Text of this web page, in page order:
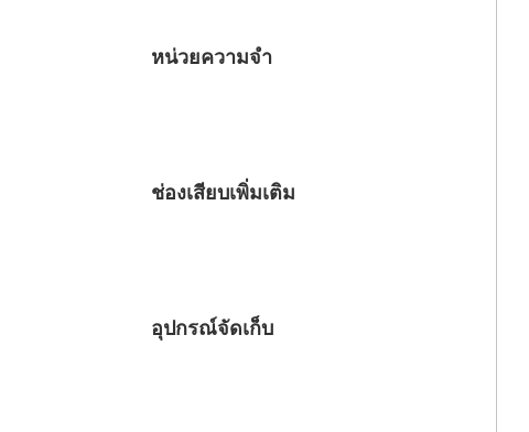
หน่วยความจำ
ช่องเสียบเพิ่มเติม
อุปกรณ์จัดเก็บ